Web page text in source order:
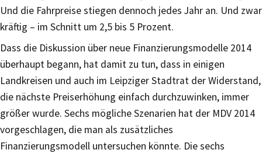
Und die Fahrpreise stiegen dennoch jedes Jahr an. Und zwar
kräftig – im Schnitt um 2,5 bis 5 Prozent.
Dass die Diskussion über neue Finanzierungsmodelle 2014
überhaupt begann, hat damit zu tun, dass in einigen
Landkreisen und auch im Leipziger Stadtrat der Widerstand,
die nächste Preiserhöhung einfach durchzuwinken, immer
größer wurde. Sechs mögliche Szenarien hat der MDV 2014
vorgeschlagen, die man als zusätzliches
Finanzierungsmodell untersuchen könnte. Die sechs